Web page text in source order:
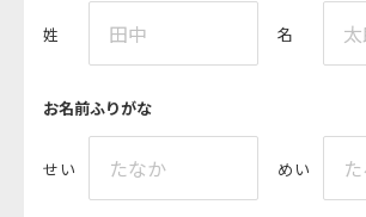
姓 名
お名前ふりがな
せい めい